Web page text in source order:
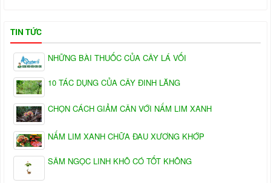
TIN TỨC
NHỮNG BÀI THUỐC CỦA CÂY LÁ VỐI
10 TÁC DỤNG CỦA CÂY ĐINH LĂNG
CHỌN CÁCH GIẢM CÂN VỚI NẤM LIM XANH
NẤM LIM XANH CHỮA ĐAU XƯƠNG KHỚP
SÂM NGỌC LINH KHÔ CÓ TỐT KHÔNG